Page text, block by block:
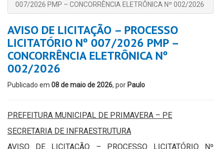
007/2026 PMP – CONCORRÊNCIA ELETRÔNICA Nº 002/2026
AVISO DE LICITAÇÃO – PROCESSO
LICITATÓRIO Nº 007/2026 PMP –
CONCORRÊNCIA ELETRÔNICA Nº
002/2026
Publicado em 08 de maio de 2026, por Paulo
PREFEITURA MUNICIPAL DE PRIMAVERA – PE
SECRETARIA DE INFRAESTRUTURA
AVISO DE LICITAÇÃO – PROCESSO LICITATÓRIO Nº